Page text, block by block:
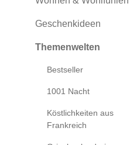
Geschenkideen
Themenwelten
Bestseller
1001 Nacht
Köstlichkeiten aus
Frankreich